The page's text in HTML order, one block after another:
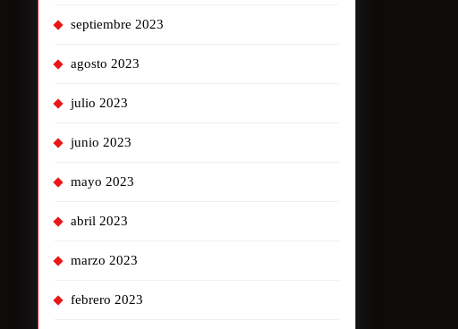
septiembre 2023
agosto 2023
julio 2023
junio 2023
mayo 2023
abril 2023
marzo 2023
febrero 2023